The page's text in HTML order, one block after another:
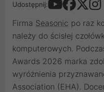
Udostępnij:
Firma Seasonic po raz
należy do ścisłej
komputerowych.
Awards 2026 marka
wyróżnienia
Association (EHA).